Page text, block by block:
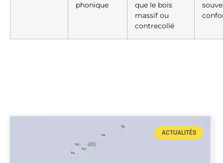
phonique
que le bois
massif ou
contrecollé
ACTUALITÉS